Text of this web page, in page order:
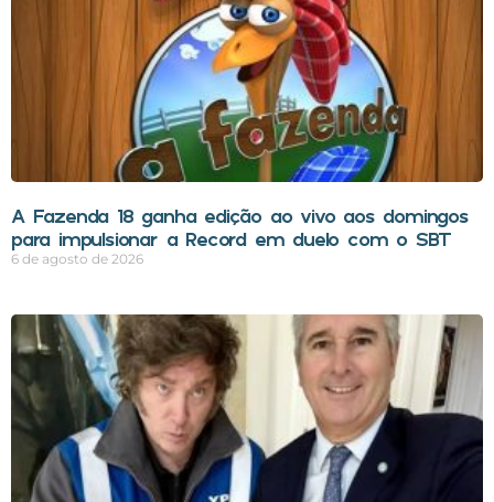
A Fazenda 18 ganha edição ao vivo aos domingos
para impulsionar a Record em duelo com o SBT
6 de agosto de 2026